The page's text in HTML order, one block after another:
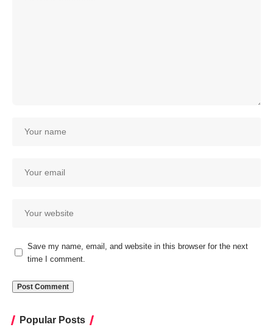
Save my name, email, and website in this browser for the next
time I comment.
Popular Posts